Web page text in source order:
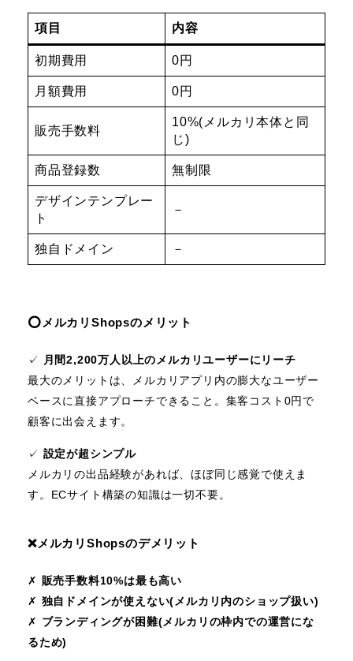
項目 内容
初期費用 0円
月額費用 0円
販売手数料
10%(メルカリ本体と同
じ)
商品登録数 無制限
デザインテンプレー
ト
－
独自ドメイン －
⭕️メルカリShopsのメリット
✓
月間2,200万人以上のメルカリユーザーにリーチ
最大のメリットは、メルカリアプリ内の膨大なユーザー
ベースに直接アプローチできること。集客コスト0円で
顧客に出会えます。
✓ 設定が超シンプル
メルカリの出品経験があれば、ほぼ同じ感覚で使えま
す。ECサイト構築の知識は一切不要。
❌️メルカリShopsのデメリット
✗ 販売手数料10%は最も高い
✗ 独自ドメインが使えない(メルカリ内のショップ扱い)
✗ ブランディングが困難(メルカリの枠内での運営にな
るため)